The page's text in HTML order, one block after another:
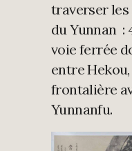
traverser
du Yunnan :
voie ferrée
entre
frontalière
Yunnanfu.